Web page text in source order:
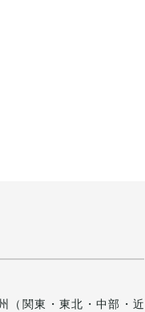
（関東・東北・中部・近